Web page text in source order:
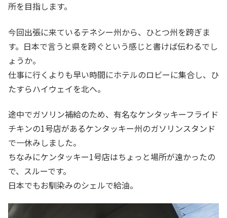
所を目指します。
今回出張に来ているテネシー州から、ひとつ州を跨ぎま
す。日本で言うと県を跨ぐという感じと書けば伝わるでし
ょうか。
仕事に行くよりも早い時間にホテルのロビーに集合し、ひ
たすらハイウェイを北へ。
途中でガソリン補給のため、有名なケンタッキーフライド
チキンの1号店があるケンタッキー州のガソリンスタンド
で一休みしました。
ちなみにケンタッキー1号店はちょっと場所が遠かったの
で、スルーです。
日本でもお馴染みのシェルで給油。